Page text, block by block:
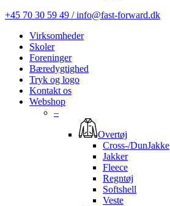
+45 70 30 59 49 / info@fast-forward.dk
Virksomheder
Skoler
Foreninger
Bæredygtighed
Tryk og logo
Kontakt os
Webshop
–
Overtøj
Cross-/DunJakke
Jakker
Fleece
Regntøj
Softshell
Veste